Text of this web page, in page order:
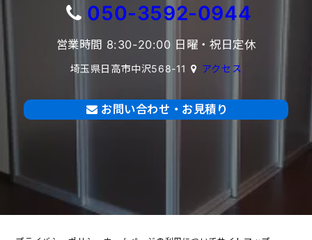
050-3592-0944
営業時間 8:30-20:00 日曜・祝日定休
埼玉県日高市中沢568-11 アクセス
お問い合わせ・お見積り